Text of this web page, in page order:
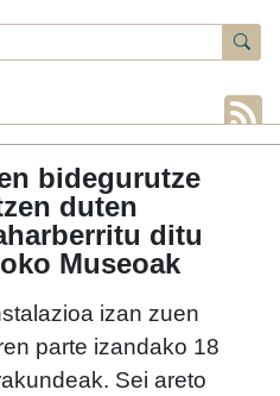
bidegurutze
duten
ditu
Museoak
izan zuen
parte izandako 18
Sei areto